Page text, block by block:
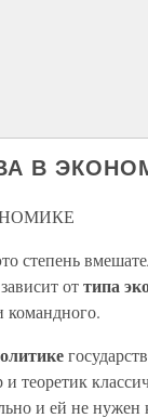
В
степень
оттипа
командного.
и теоретик
и ей не нужен